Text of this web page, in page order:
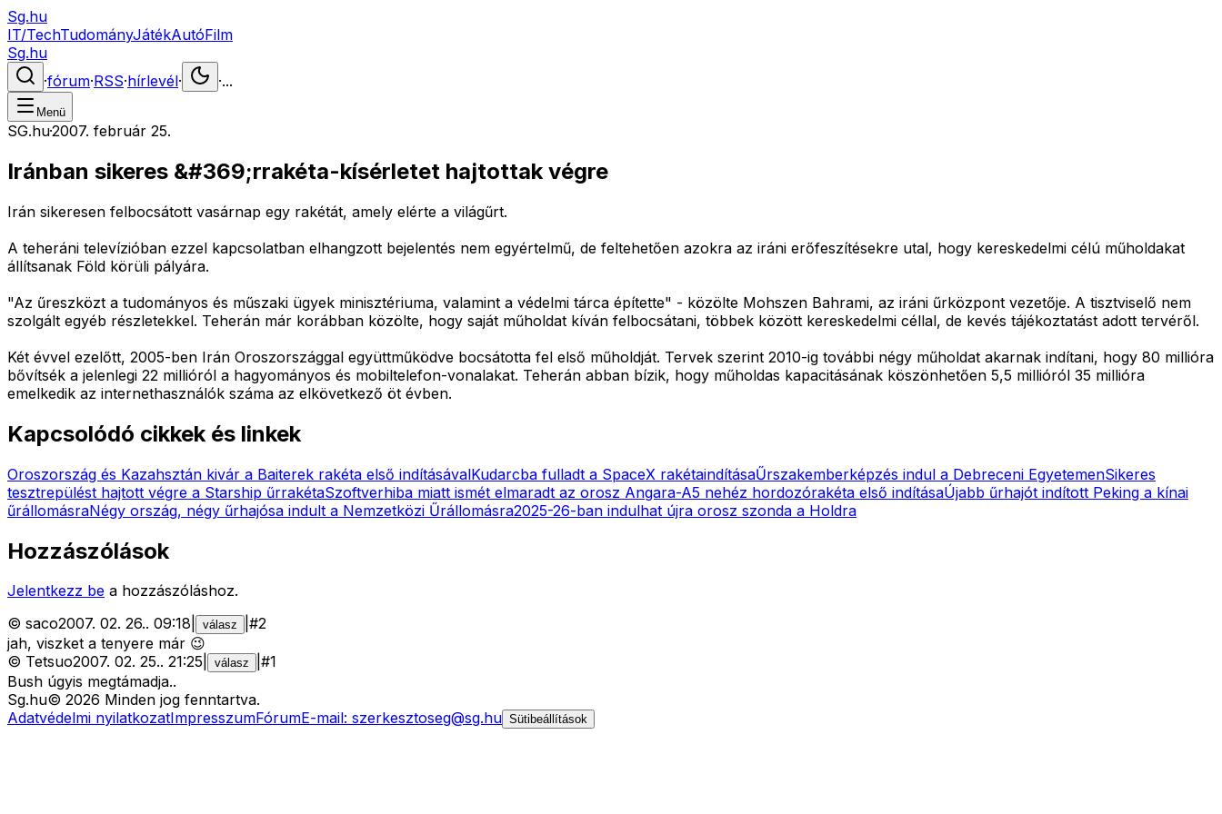
Sg.hu
IT/TechTudományJátékAutóFilm
Sg.hu
·fórum·RSS·hírlevél· ·...
Menü
SG.hu·2007. február 25.
Iránban sikeres &#369;rrakéta-kísérletet hajtottak végre
Irán sikeresen felbocsátott vasárnap egy rakétát, amely elérte a világűrt.
A teheráni televízióban ezzel kapcsolatban elhangzott bejelentés nem egyértelmű, de feltehetően azokra az iráni erőfeszítésekre utal, hogy kereskedelmi célú műholdakat
állítsanak Föld körüli pályára.
"Az űreszközt a tudományos és műszaki ügyek minisztériuma, valamint a védelmi tárca építette" - közölte Mohszen Bahrami, az iráni űrközpont vezetője. A tisztviselő nem
szolgált egyéb részletekkel. Teherán már korábban közölte, hogy saját műholdat kíván felbocsátani, többek között kereskedelmi céllal, de kevés tájékoztatást adott tervéről.
Két évvel ezelőtt, 2005-ben Irán Oroszországgal együttműködve bocsátotta fel első műholdját. Tervek szerint 2010-ig további négy műholdat akarnak indítani, hogy 80 millióra
bővítsék a jelenlegi 22 millióról a hagyományos és mobiltelefon-vonalakat. Teherán abban bízik, hogy műholdas kapacitásának köszönhetően 5,5 millióról 35 millióra
emelkedik az internethasználók száma az elkövetkező öt évben.
Kapcsolódó cikkek és linkek
Oroszország és Kazahsztán kivár a Baiterek rakéta első indításávalKudarcba fulladt a SpaceX rakétaindításaŰrszakemberképzés indul a Debreceni EgyetemenSikeres
tesztrepülést hajtott végre a Starship űrrakétaSzoftverhiba miatt ismét elmaradt az orosz Angara-A5 nehéz hordozórakéta első indításaÚjabb űrhajót indított Peking a kínai
űrállomásraNégy ország, négy űrhajósa indult a Nemzetközi Űrállomásra2025-26-ban indulhat újra orosz szonda a Holdra
Hozzászólások
Jelentkezz be a hozzászóláshoz.
© saco2007. 02. 26.. 09:18 válasz #2
jah, viszket a tenyere már 😉
© Tetsuo2007. 02. 25.. 21:25 válasz #1
Bush úgyis megtámadja..
Sg.hu© 2026 Minden jog fenntartva.
Adatvédelmi nyilatkozatImpresszumFórumE-mail: szerkesztoseg@sg.hu Sütibeállítások